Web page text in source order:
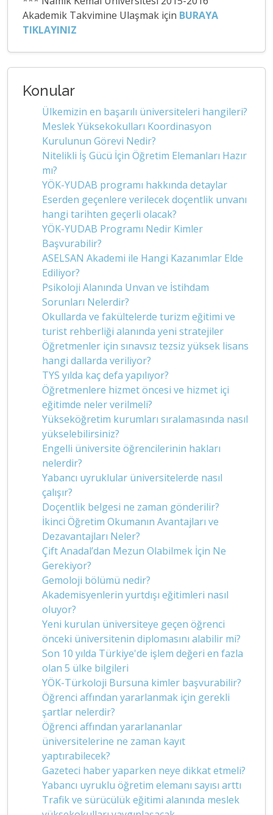
Akademik Takvimine Ulaşmak için BURAYA
TIKLAYINIZ
Konular
Ülkemizin en başarılı üniversiteleri hangileri?
Meslek Yüksekokulları Koordinasyon
Kurulunun Görevi Nedir?
Nitelikli İş Gücü İçin Öğretim Elemanları Hazır
mı?
YÖK-YUDAB programı hakkında detaylar
Eserden geçenlere verilecek doçentlik unvanı
hangi tarihten geçerli olacak?
YÖK-YUDAB Programı Nedir Kimler
Başvurabilir?
ASELSAN Akademi ile Hangi Kazanımlar Elde
Ediliyor?
Psikoloji Alanında Unvan ve İstihdam
Sorunları Nelerdir?
Okullarda ve fakültelerde turizm eğitimi ve
turist rehberliği alanında yeni stratejiler
Öğretmenler için sınavsız tezsiz yüksek lisans
hangi dallarda veriliyor?
TYS yılda kaç defa yapılıyor?
Öğretmenlere hizmet öncesi ve hizmet içi
eğitimde neler verilmeli?
Yükseköğretim kurumları sıralamasında nasıl
yükselebilirsiniz?
Engelli üniversite öğrencilerinin hakları
nelerdir?
Yabancı uyruklular üniversitelerde nasıl
çalışır?
Doçentlik belgesi ne zaman gönderilir?
İkinci Öğretim Okumanın Avantajları ve
Dezavantajları Neler?
Çift Anadal’dan Mezun Olabilmek İçin Ne
Gerekiyor?
Gemoloji bölümü nedir?
Akademisyenlerin yurtdışı eğitimleri nasıl
oluyor?
Yeni kurulan üniversiteye geçen öğrenci
önceki üniversitenin diplomasını alabilir mi?
Son 10 yılda Türkiye'de işlem değeri en fazla
olan 5 ülke bilgileri
YÖK-Türkoloji Bursuna kimler başvurabilir?
Öğrenci affından yararlanmak için gerekli
şartlar nelerdir?
Öğrenci affından yararlananlar
üniversitelerine ne zaman kayıt
yaptırabilecek?
Gazeteci haber yaparken neye dikkat etmeli?
Yabancı uyruklu öğretim elemanı sayısı arttı
Trafik ve sürücülük eğitimi alanında meslek